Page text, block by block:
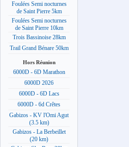
Foulées Semi nocturnes
de Saint Pierre 5km
Foulées Semi nocturnes
de Saint Pierre 10km
Trois Bassinoise 28km
Trail Grand Bénare 50km
Hors Réunion
6000D - 6D Marathon
6000D 2026
6000D - 6D Lacs
6000D - 6d Crêtes
Gabizos - KV l'Omi Agut
(3.5 km)
Gabizos - La Berbeillet
(20 km)